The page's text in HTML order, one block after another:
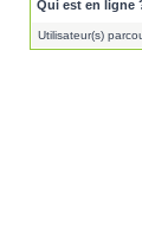
Qui est en ligne
Utilisateur(s)